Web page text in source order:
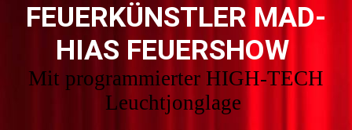
FEUERKÜNSTLER MAD-
HIAS FEUERSHOW
Mit programmierter HIGH-TECH
Leuchtjonglage